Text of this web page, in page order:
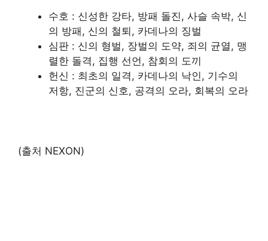
수호 : 신성한 강타, 방패 돌진, 사슬 속박, 신
의 방패, 신의 철퇴, 카데나의 징벌
심판 : 신의 형벌, 장벌의 도약, 죄의 균열, 맹
렬한 돌격, 집행 선언, 참회의 도끼
헌신 : 최초의 일격, 카데나의 낙인, 기수의
저항, 진군의 신호, 공격의 오라, 회복의 오라
(출처 NEXON)